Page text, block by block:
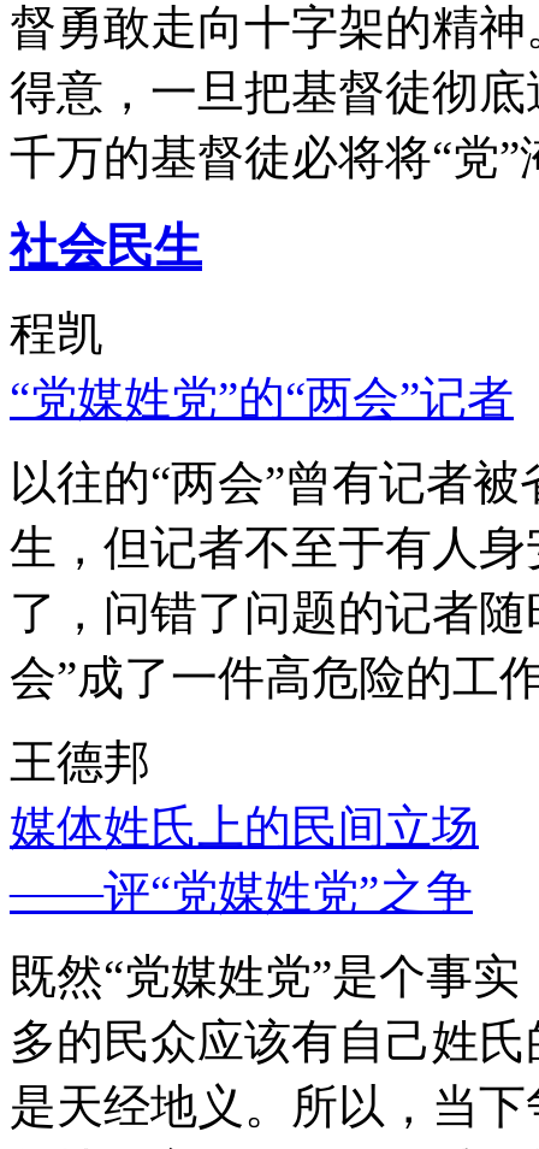
督勇敢走向十字架的精
得意，一旦把基督徒彻
千万的基督徒必将将“党”
社会民生
程凯
“党媒姓党”的“两会”记者
以往的“两会”曾有记者
生，但记者不至于有人
了，问错了问题的记者
会”成了一件高危险的工
王德邦
媒体姓氏上的民间立场
——评“党媒姓党”之争
既然“党媒姓党”是个事
多的民众应该有自己姓
是天经地义。所以，当